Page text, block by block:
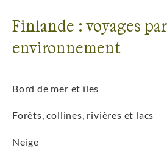
Finlande : voyages par
environnement
Bord de mer et îles
Forêts, collines, rivières et lacs
Neige